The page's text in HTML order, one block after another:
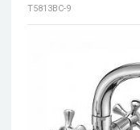
T5813BC-9